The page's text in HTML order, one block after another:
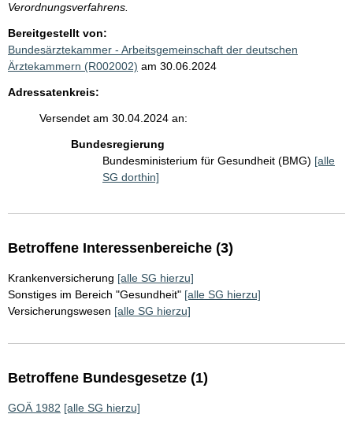
Verordnungsverfahrens.
Bereitgestellt von:
Bundesärztekammer - Arbeitsgemeinschaft der deutschen
Ärztekammern (R002002) am 30.06.2024
Adressatenkreis:
Versendet am 30.04.2024 an:
Bundesregierung
Bundesministerium für Gesundheit (BMG) [alle
SG dorthin]
Betroffene Interessenbereiche (3)
Krankenversicherung [alle SG hierzu]
Sonstiges im Bereich "Gesundheit" [alle SG hierzu]
Versicherungswesen [alle SG hierzu]
Betroffene Bundesgesetze (1)
GOÄ 1982 [alle SG hierzu]